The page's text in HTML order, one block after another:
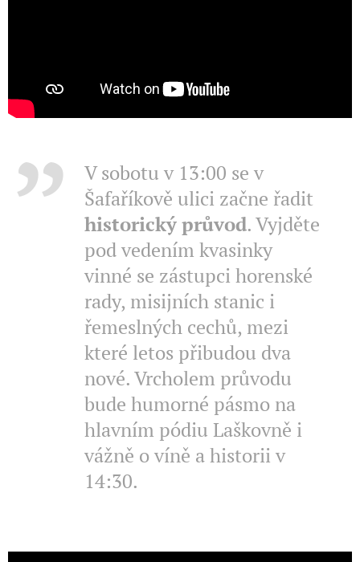
V sobotu v 13:00 se v
Šafaříkově ulici začne řadit
historický průvod. Vyjděte
pod vedením kvasinky
vinné se zástupci horenské
rady, misijních stanic i
řemeslných cechů, mezi
které letos přibudou dva
nové. Vrcholem průvodu
bude humorné pásmo na
hlavním pódiu Laškovně i
vážně o víně a historii v
14:30.